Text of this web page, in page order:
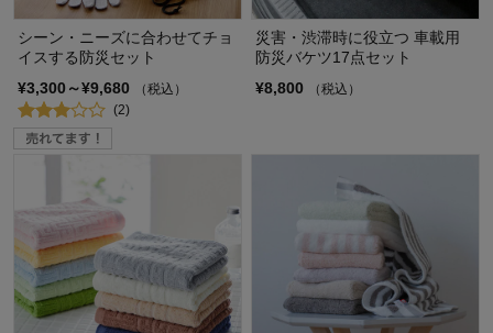
シーン・ニーズに合わせてチョ
イスする防災セット
¥3,300～¥9,680
（税込）
(2)
災害・渋滞時に役立つ 車載用
防災バケツ17点セット
¥8,800
（税込）